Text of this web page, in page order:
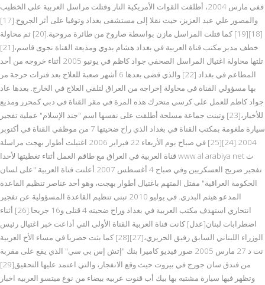
ففي مارس 2004، أطلقت القوات الأمريكية النار وقتلت مراسل العربية علي الخطيب
والمصور علي عبد العزيز، حيث نقلا إلى مستشفى بغداد وتوفيا على أثر الجروح.[17]
[18][19] كما قتلت المراسل مازن بواسطة صاروخ من طائرة مروحية.[20] ثم محاولة
خطف مدير مكتب قناة العربية في بغداد هشام بدوي ومذيعة القناة نجوى قاسم،[21]
تلتها محاولة اغتيال المراسل الصحفي جواد كاظم في يونيو 2005 أثناء خروجه من أحد
المطاعم في بغداد [22] والذي قضى بعدها 6 أشهر صعبة للعلاج بعد فترات حرجة مر
بها مسؤولي القناة في محاولة إخراجه من العراق لتلقي العلاج في الخارج. بعدها عاد
جواد كاظم للعمل على كرسي متحرك هذه المرة في مقر القناة في دبي كمحرر ومذيع
للأخبار،[23] وتبنت جماعة مسلحة أطلقت على نفسها اسم "جند الإسلام" عملية تفجير
سيارة ملغومة بمكتب القناة في بغداد الذي راح ضحيتها 7 من موظفي القناة في أكتوبر
2004.[24][25] في صباح يوم الأربعاء 22 فبراير 2006 اغتيلت أطوار بهجت مراسلة
قناة العربية في العراق مع طاقم العمل أثناء تغطيتها لأحدا www al arabiya net ث
تفجير ضريح العسكريين وفي صباح 4 أغسطس 2007 أعلنت قناة العربية "على لسان
الحكومة العراقية" مقتل المتهم باغتيال أطوار بهجت، وهو أحد عناصر تنظيم القاعدة
المدعو هيثم البدري. في يوليو 2010 تبنى تنظيم القاعدة المسؤولية عن تفجير
انتحاري استهدف مكتب العربية في بغداد وراح ضحيته 4 قتلى و16 جريحا.[26] أثناء
اضطرابات لبنان[عدل] كانت قناة العربية القناة الأولى التي أذاعت خبر اغتيال رئيس
الوزراء اللبناني السابق رفيق الحريري،[27][28] كما بثت حصريا في مساء الأح العربية
نت د 27 مارس 2005 صور فيديو كاميرا بنك "إتش إس بي سي" الذي يقع على مقربة
من فندق سان جورج في بيروت حيث وقع الانفجار، والتي اعتمد عليها التحقيق[29]
وتظهر فيها سيارة مشتبه بها بيك أب قنوت عربيه بيضاء من نوع ميتسو العربيه اخبار